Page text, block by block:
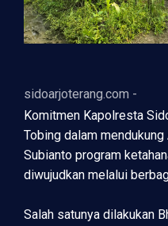
sidoarjoterang.com -
Komitmen Kapolresta
Tobing dalam
Subianto program
diwujudkan melalui
Salah satunya dilakukan